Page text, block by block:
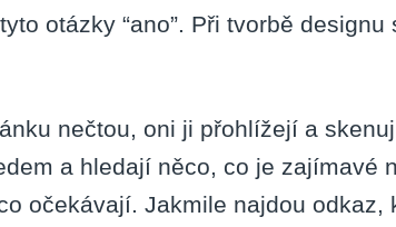
otázky “ano”. Při tvorbě
nečtou, oni ji přohlížejí a
a hledají něco, co je zajímavé
očekávají. Jakmile najdou odkaz,